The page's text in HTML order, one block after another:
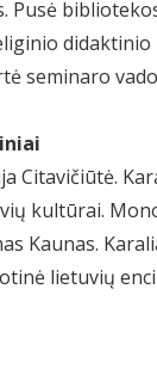
Pusė
didaktinio
seminaro
Citavičiūtė.
kultūrai.
Kaunas.
lietuvių